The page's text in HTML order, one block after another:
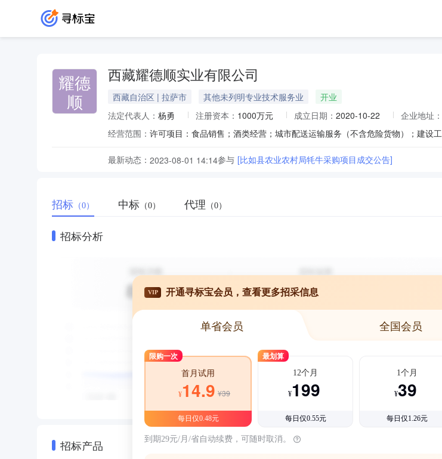
耀德
顺
西藏耀德顺实业有限公司
西藏自治区 | 拉萨市 其他未列明专业技术服务业
开业
法定代表人： 杨勇 注册资本： 1000万元 成立日期： 2020-10-22 企业地址：
经营范围：
最新动态： 2023-08-01 14:14参与 [比如县农业农村局牦牛采购项目成交公告]
招标 （0） 中标 （0） 代理 （0）
招标分析
招标产品
VIP 开通寻标宝会员，查看更多招采信息
单省会员 全国会员
限购一次
首月试用
¥14.9 ¥39
每日仅0.48元
最划算
12个月
¥199
每日仅0.55元
1个月
¥39
每日仅1.26元
到期29元/月/省自动续费，可随时取消。